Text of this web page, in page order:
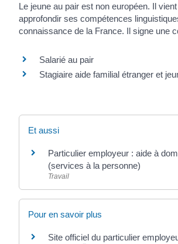
Le jeune au pair est non européen. Il
approfondir ses compétences
connaissance de la France. Il signe une
Salarié au pair
Stagiaire aide familial étranger et
Et aussi
Particulier employeur : aide à
(services à la personne)
Travail
Pour en savoir plus
Site officiel du particulier